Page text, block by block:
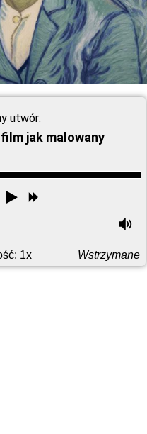
utwór:
jak malowany
Odtwórz
Uruchom
przodu
1x Wstrzymane